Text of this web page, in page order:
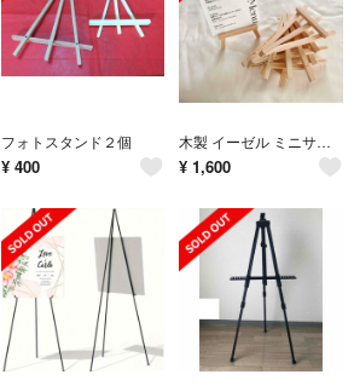
フォトスタンド２個
¥ 400
木製 イーゼル ミニサイズ ナチュラル木目 6個セット ミニイーゼル 写真立て
¥ 1,600